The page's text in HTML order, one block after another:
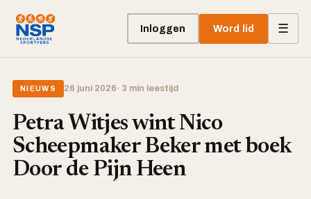
Inloggen Word lid ☰
NIEUWS 26 juni 2026· 3 min leestijd
Petra Witjes wint Nico
Scheepmaker Beker met boek
Door de Pijn Heen